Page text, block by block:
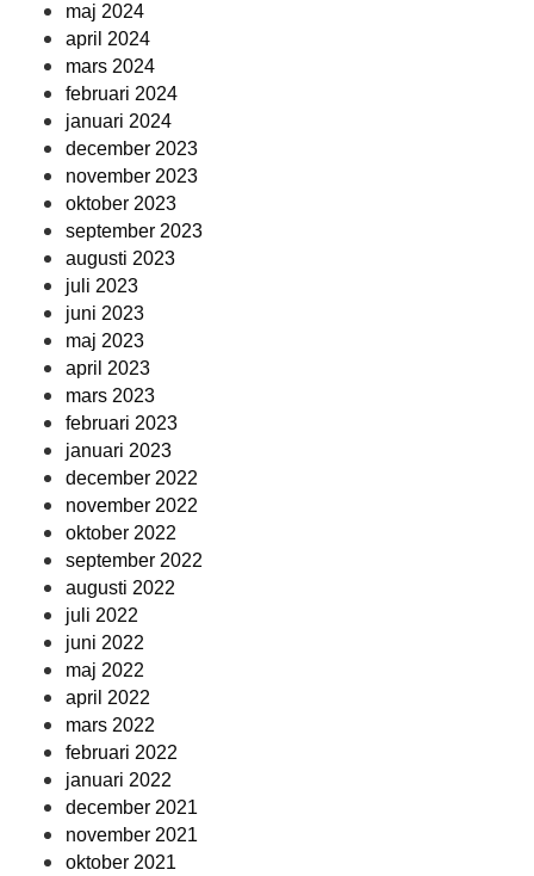
maj 2024
april 2024
mars 2024
februari 2024
januari 2024
december 2023
november 2023
oktober 2023
september 2023
augusti 2023
juli 2023
juni 2023
maj 2023
april 2023
mars 2023
februari 2023
januari 2023
december 2022
november 2022
oktober 2022
september 2022
augusti 2022
juli 2022
juni 2022
maj 2022
april 2022
mars 2022
februari 2022
januari 2022
december 2021
november 2021
oktober 2021